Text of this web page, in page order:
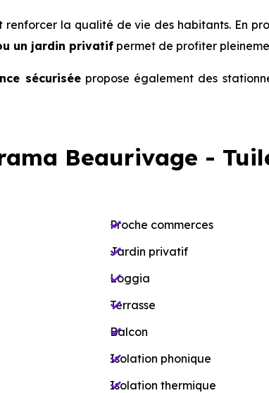
renforcer la qualité de vie des habitants. En
un jardin privatif permet de profiter
sécuriséepropose également des
Beaurivage -
Proche commerces
Jardin privatif
Loggia
Terrasse
Balcon
Isolation phonique
Isolation thermique